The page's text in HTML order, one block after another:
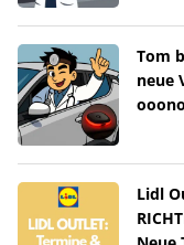
Tom
neue
Lidl